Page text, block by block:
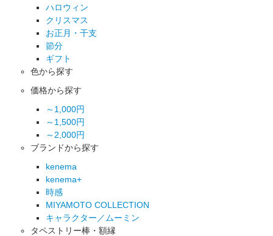
ハロウィン
クリスマス
お正月・干支
節分
ギフト
色から探す
価格から探す
～1,000円
～1,500円
～2,000円
ブランドから探す
kenema
kenema+
時感
MIYAMOTO COLLECTION
キャラクター／ムーミン
タペストリー棒・額縁